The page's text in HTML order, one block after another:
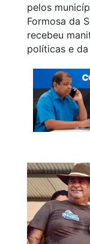
pelos
Formosa da
recebeu
políticas e